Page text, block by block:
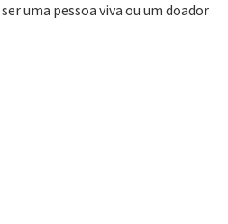
uma pessoa viva ou um doador